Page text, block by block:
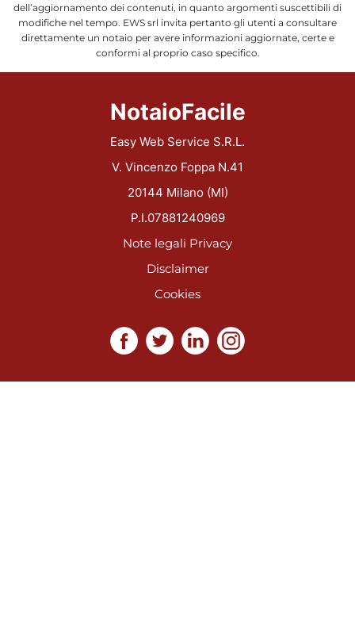
dell’aggiornamento dei contenuti, in quanto argomenti suscettibili di
modifiche nel tempo. EWS srl invita pertanto gli utenti a consultare
direttamente un notaio per avere informazioni aggiornate, certe e
conformi al proprio caso specifico.
NotaioFacile
Easy Web Service S.R.L.
V. Vincenzo Foppa N.41
20144 Milano (MI)
P.I.07881240969
Note legali Privacy
Disclaimer
Cookies